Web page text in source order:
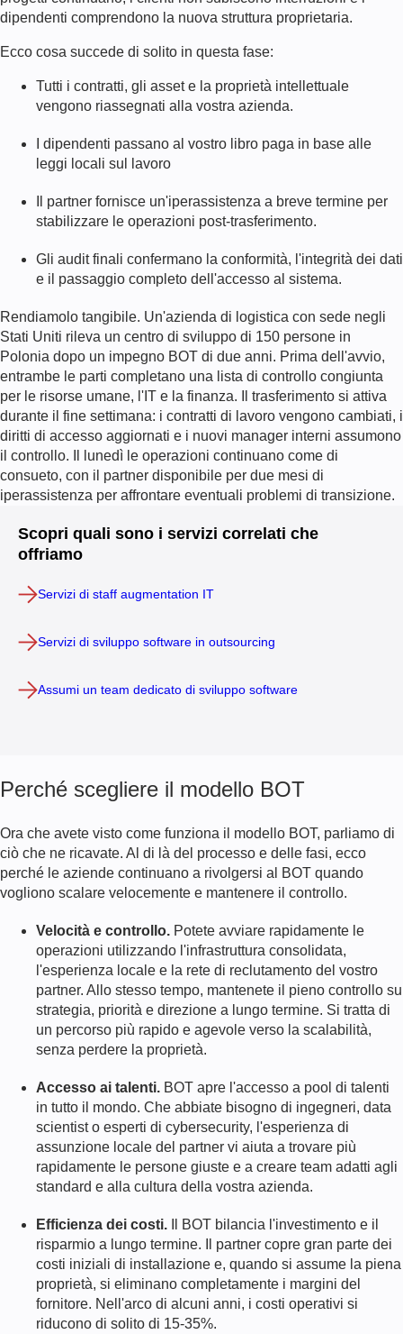
dipendenti comprendono la nuova struttura proprietaria.
Ecco cosa succede di solito in questa fase:
Tutti i contratti, gli asset e la proprietà intellettuale
vengono riassegnati alla vostra azienda.
I dipendenti passano al vostro libro paga in base alle
leggi locali sul lavoro
Il partner fornisce un'iperassistenza a breve termine per
stabilizzare le operazioni post-trasferimento.
Gli audit finali confermano la conformità, l'integrità dei dati
e il passaggio completo dell'accesso al sistema.
Rendiamolo tangibile. Un'azienda di logistica con sede negli
Stati Uniti rileva un centro di sviluppo di 150 persone in
Polonia dopo un impegno BOT di due anni. Prima dell'avvio,
entrambe le parti completano una lista di controllo congiunta
per le risorse umane, l'IT e la finanza. Il trasferimento si attiva
durante il fine settimana: i contratti di lavoro vengono cambiati, i
diritti di accesso aggiornati e i nuovi manager interni assumono
il controllo. Il lunedì le operazioni continuano come di
consueto, con il partner disponibile per due mesi di
iperassistenza per affrontare eventuali problemi di transizione.
Scopri quali sono i servizi correlati che
offriamo
Servizi di staff augmentation IT
Servizi di sviluppo software in outsourcing
Assumi un team dedicato di sviluppo software
Perché scegliere il modello BOT
Ora che avete visto come funziona il modello BOT, parliamo di
ciò che ne ricavate. Al di là del processo e delle fasi, ecco
perché le aziende continuano a rivolgersi al BOT quando
vogliono scalare velocemente e mantenere il controllo.
Velocità e controllo. Potete avviare rapidamente le
operazioni utilizzando l'infrastruttura consolidata,
l'esperienza locale e la rete di reclutamento del vostro
partner. Allo stesso tempo, mantenete il pieno controllo su
strategia, priorità e direzione a lungo termine. Si tratta di
un percorso più rapido e agevole verso la scalabilità,
senza perdere la proprietà.
Accesso ai talenti. BOT apre l'accesso a pool di talenti
in tutto il mondo. Che abbiate bisogno di ingegneri, data
scientist o esperti di cybersecurity, l'esperienza di
assunzione locale del partner vi aiuta a trovare più
rapidamente le persone giuste e a creare team adatti agli
standard e alla cultura della vostra azienda.
Efficienza dei costi. Il BOT bilancia l'investimento e il
risparmio a lungo termine. Il partner copre gran parte dei
costi iniziali di installazione e, quando si assume la piena
proprietà, si eliminano completamente i margini del
fornitore. Nell'arco di alcuni anni, i costi operativi si
riducono di solito di 15-35%.